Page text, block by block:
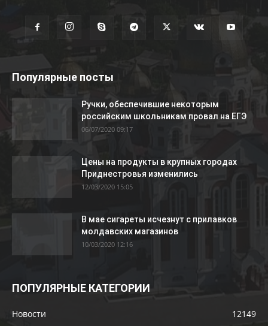
Популярные посты
Ручки, обеспечившие некоторым
российским школьникам провал на ЕГЭ
06/07/2020 09:17
Цены на продукты в крупных городах
Приднестровья изменились
12/03/2020 15:05
В мае сигареты исчезнут с прилавков
молдавских магазинов
10/03/2020 12:16
ПОПУЛЯРНЫЕ КАТЕГОРИИ
Новости 12149